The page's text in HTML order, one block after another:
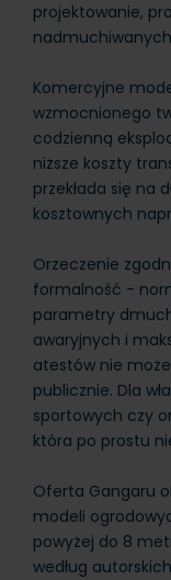
projektowanie,
Komercyjne
wzmocnionego
codzienną
niższe koszty
przekłada się na
kosztownych
Orzeczenie
formalność -
parametry
awaryjnych i
atestów nie
publicznie. Dla
sportowych czy
która po prostu
Oferta Gangaru
modeli
powyżej do 8
według